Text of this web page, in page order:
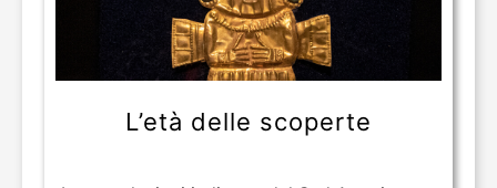
L’età delle scoperte